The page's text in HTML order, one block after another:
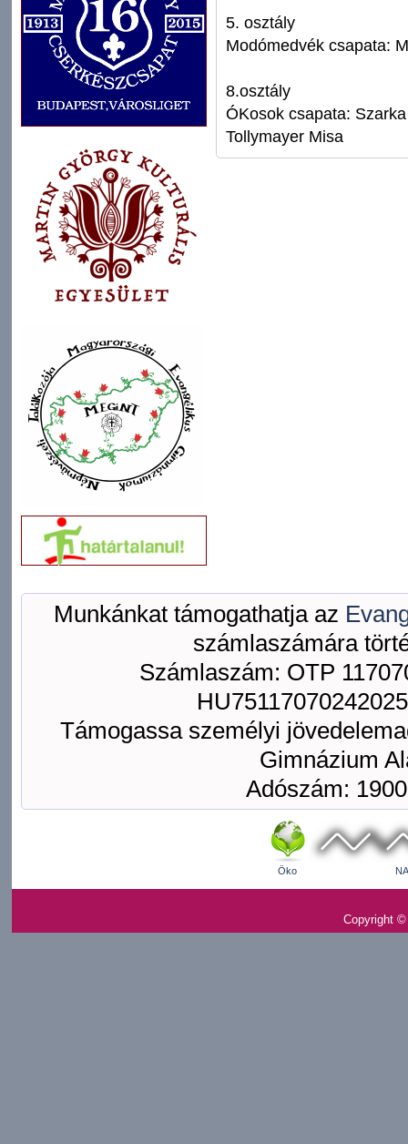
5. osztály
Modómedvék csapata:
8.osztály
ÓKosok csapata:
Tollymayer Misa
Munkánkat támogathatja az
számlaszámára
Számlaszám: OTP
Támogassa személyi
Gimnázium
Adószám:
Öko
Copyright